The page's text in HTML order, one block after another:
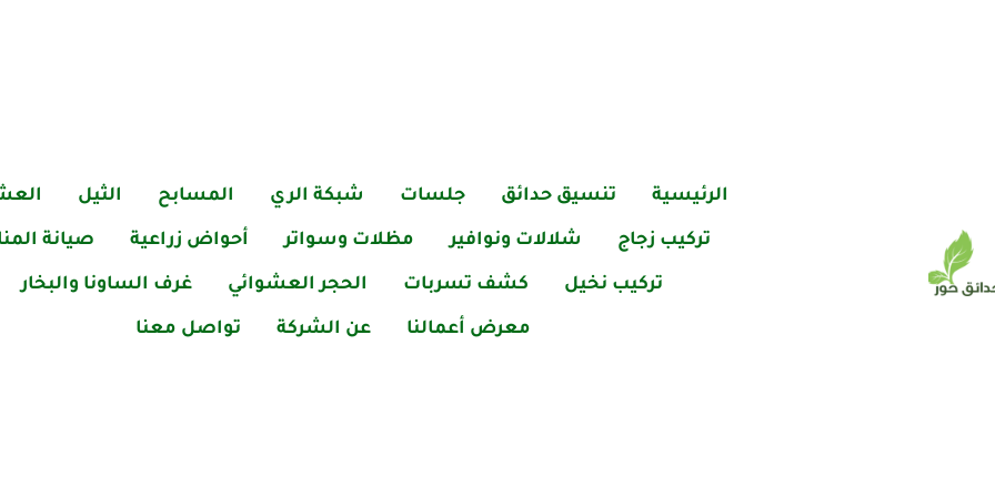
الرئيسية تنسيق حدائق جلسات شبكة الري المسابح الثيل
تركيب زجاج شلالات ونوافير مظلات وسواتر أحواض زراعية صيانة
تركيب نخيل كشف تسربات الحجر العشوائي غرف الساونا والبخار
معرض أعمالنا عن الشركة تواصل معنا